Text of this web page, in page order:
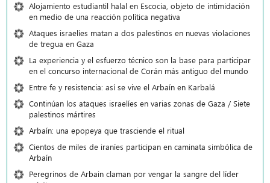
Alojamiento estudiantil halal en Escocia, objeto de intimidación
en medio de una reacción política negativa
Ataques israelíes matan a dos palestinos en nuevas violaciones
de tregua en Gaza
La experiencia y el esfuerzo técnico son la base para participar
en el concurso internacional de Corán más antiguo del mundo
Entre fe y resistencia: así se vive el Arbaín en Karbalá
Continúan los ataques israelíes en varias zonas de Gaza / Siete
palestinos mártires
Arbaín: una epopeya que trasciende el ritual
Cientos de miles de iraníes participan en caminata simbólica de
Arbaín
Peregrinos de Arbain claman por vengar la sangre del líder